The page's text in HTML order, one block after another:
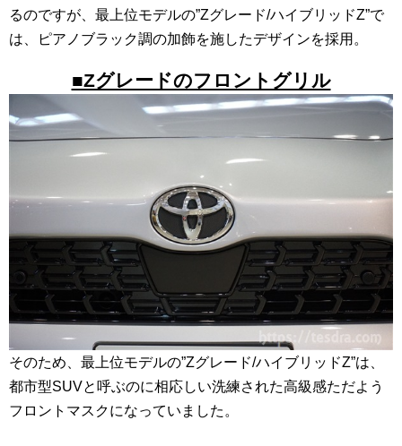
るのですが、最上位モデルの”Zグレード/ハイブリッドZ”で
は、ピアノブラック調の加飾を施したデザインを採用。
■Zグレードのフロントグリル
そのため、最上位モデルの”Zグレード/ハイブリッドZ”は、
都市型SUVと呼ぶのに相応しい洗練された高級感ただよう
フロントマスクになっていました。